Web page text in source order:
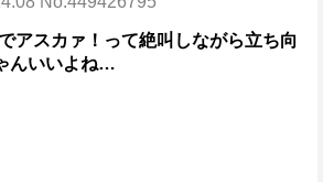
アスカァ！って絶叫しながら立ち向
んいいよね…